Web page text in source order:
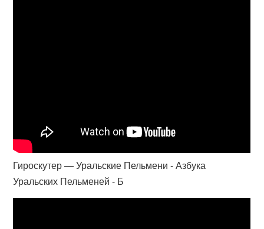
Гироскутер — Уральские Пельмени - Азбука
Уральских Пельменей - Б